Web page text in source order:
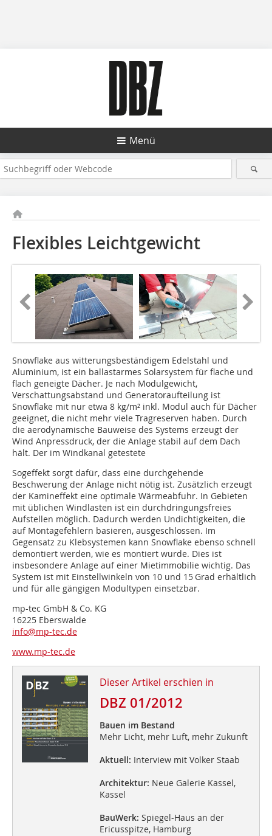
Menü
Flexibles Leichtgewicht
Snowflake aus witterungsbeständigem Edelstahl und
Aluminium, ist ein ballastarmes Solarsystem für flache und
flach geneigte Dächer. Je nach Modulgewicht,
Verschattungsabstand und Generatoraufteilung ist
Snowflake mit nur etwa 8 kg/m² inkl. Modul auch für Dächer
geeignet, die nicht mehr viele Tragreserven haben. Durch
die aerodynamische Bauweise des Systems erzeugt der
Wind Anpressdruck, der die Anlage stabil auf dem Dach
hält. Der im Windkanal getestete
Sogeffekt sorgt dafür, dass eine durchgehende
Beschwerung der Anlage nicht nötig ist. Zusätzlich erzeugt
der Kamineffekt eine optimale Wärmeabfuhr. In Gebieten
mit üblichen Windlasten ist ein durchdringungsfreies
Aufstellen möglich. Dadurch werden Undichtigkeiten, die
auf Montagefehlern basieren, ausgeschlossen. Im
Gegensatz zu Klebsystemen kann Snowflake ebenso schnell
demontiert werden, wie es montiert wurde. Dies ist
insbesondere Anlage auf einer Mietimmobilie wichtig. Das
System ist mit Einstellwinkeln von 10 und 15 Grad erhältlich
und für alle gängigen Modultypen einsetzbar.
mp-tec GmbH & Co. KG
16225 Eberswalde
info@mp-tec.de
www.mp-tec.de
Dieser Artikel erschien in
DBZ 01/2012
Bauen im Bestand
Mehr Licht, mehr Luft, mehr Zukunft
Aktuell: Interview mit Volker Staab
Architektur: Neue Galerie Kassel,
Kassel
BauWerk: Spiegel-Haus an der
Ericusspitze, Hamburg